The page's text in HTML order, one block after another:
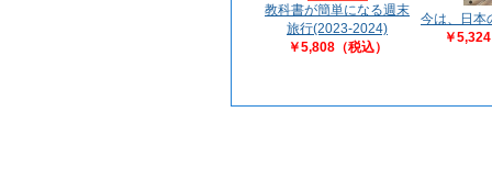
教科書が簡単になる週末
旅行(2023-2024)
￥5,808（税込）
今は、日本
￥